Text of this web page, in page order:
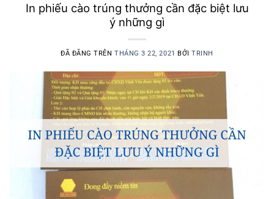
In phiếu cào trúng thưởng cần đặc biệt lưu
ý những gì
ĐÃ ĐĂNG TRÊN THÁNG 3 22, 2021 BỞITRINH